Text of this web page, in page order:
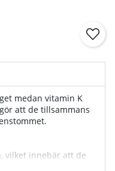
medan vitamin K
att de tillsammans
vilket innebär att de